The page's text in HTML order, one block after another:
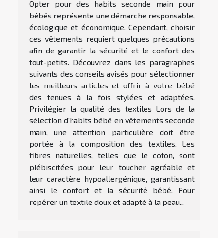
Opter pour des habits seconde main pour
bébés représente une démarche responsable,
écologique et économique. Cependant, choisir
ces vêtements requiert quelques précautions
afin de garantir la sécurité et le confort des
tout-petits. Découvrez dans les paragraphes
suivants des conseils avisés pour sélectionner
les meilleurs articles et offrir à votre bébé
des tenues à la fois stylées et adaptées.
Privilégier la qualité des textiles Lors de la
sélection d’habits bébé en vêtements seconde
main, une attention particulière doit être
portée à la composition des textiles. Les
fibres naturelles, telles que le coton, sont
plébiscitées pour leur toucher agréable et
leur caractère hypoallergénique, garantissant
ainsi le confort et la sécurité bébé. Pour
repérer un textile doux et adapté à la peau...